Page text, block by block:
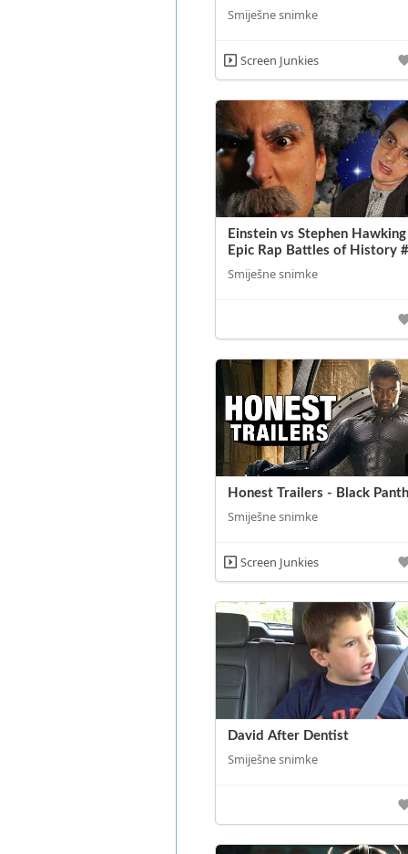
Smiješne snimke
Screen Junkies
Einstein vs Stephen
Epic Rap Battles of History
Smiješne snimke
Honest Trailers - Black
Smiješne snimke
Screen Junkies
David After Dentist
Smiješne snimke